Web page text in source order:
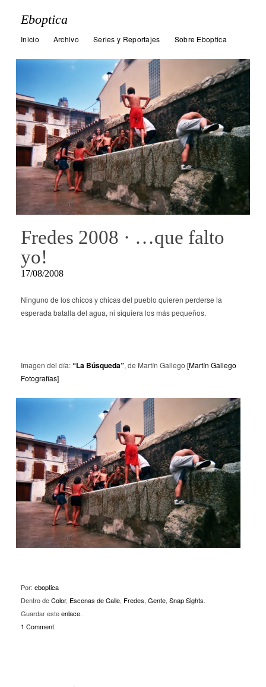
Eboptica
Inicio Archivo Series y Reportajes Sobre Eboptica
Fredes 2008 · …que falto
yo!
17/08/2008
Ninguno de los chicos y chicas del pueblo quieren perderse la
esperada batalla del agua, ni siquiera los más pequeños.
Imagen del día:“La Búsqueda”, de Martín Gallego [Martín Gallego
Fotografías]
Por: eboptica
Dentro deColor, Escenas de Calle, Fredes, Gente, Snap Sights.
Guardar esteenlace.
1 Comment